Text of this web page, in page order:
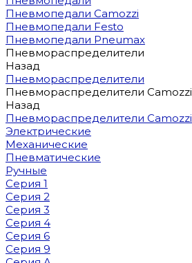
Пневмопедали Camozzi
Пневмопедали Festo
Пневмопедали Pneumax
Пневмораспределители
Назад
Пневмораспределители
Пневмораспределители Camozzi
Назад
Пневмораспределители Camozzi
Электрические
Механические
Пневматические
Ручные
Серия 1
Серия 2
Серия 3
Серия 4
Серия 6
Серия 9